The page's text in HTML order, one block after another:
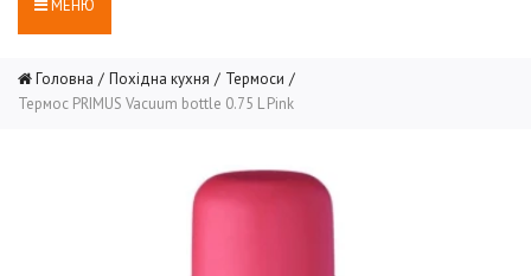
МЕНЮ
Головна Похідна кухня
Термоси
Термос PRIMUS Vacuum bottle 0.75 L Pink